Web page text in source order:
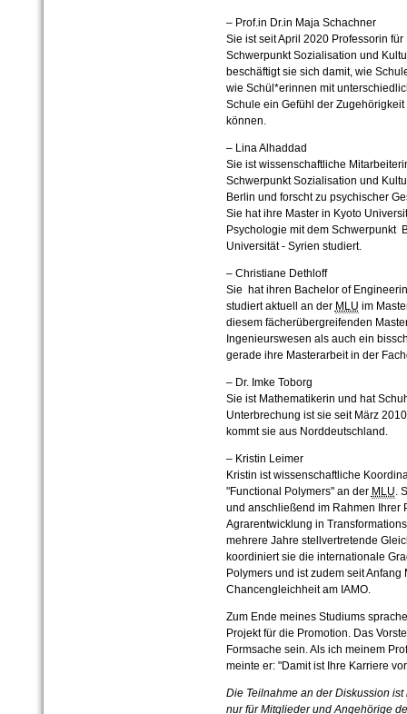
– Prof.in Dr.in Maja Schachner
Sie ist seit April 2020 Professorin
Schwerpunkt Sozialisation und
beschäftigt sie sich damit, wie
wie Schül*erinnen mit
Schule ein Gefühl der
können.
– Lina Alhaddad
Sie ist wissenschaftliche
Schwerpunkt Sozialisation und
Berlin und forscht zu psychischer
Sie hat ihre Master in Kyoto
Psychologie mit dem Schwerpunkt
Universität - Syrien studiert.
– Christiane Dethloff
Sie hat ihren Bachelor of
studiert aktuell an der MLU im
diesem fächerübergreifenden
Ingenieurswesen als auch ein
gerade ihre Masterarbeit in der
– Dr. Imke Toborg
Sie ist Mathematikerin und hat
Unterbrechung ist sie seit März
kommt sie aus Norddeutschland.
– Kristin Leimer
Kristin ist wissenschaftliche
"Functional Polymers" an der MLU .
und anschließend im Rahmen Ihrer
Agrarentwicklung in
mehrere Jahre stellvertretende
koordiniert sie die internationale
Polymers und ist zudem seit
Chancengleichheit am IAMO.
Zum Ende meines Studiums
Projekt für die Promotion. Das
Formsache sein. Als ich meinem
meinte er: "Damit ist Ihre Karriere
Die Teilnahme an der Diskussion
nur für Mitglieder und Angehörige